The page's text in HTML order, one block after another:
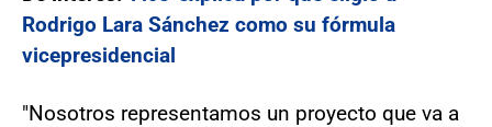
Rodrigo Lara Sánchez como su fórmula
vicepresidencial
"Nosotros representamos un proyecto que va a